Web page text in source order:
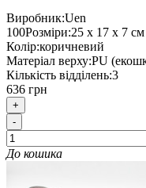
Виробник:Uen
100Розміри:25 х 17 х 7 см
Колір:коричневий
Матеріал верху:PU
Кількість відділень:3
636 грн
+
-
До кошика